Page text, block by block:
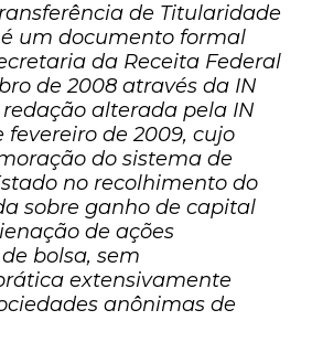
de Titularidade
é um documento formal
da Receita Federal
de 2008 através da IN
redação alterada pela IN
fevereiro de 2009, cujo
do sistema de
no recolhimento do
sobre ganho de capital
de ações
bolsa, sem
extensivamente
anônimas de